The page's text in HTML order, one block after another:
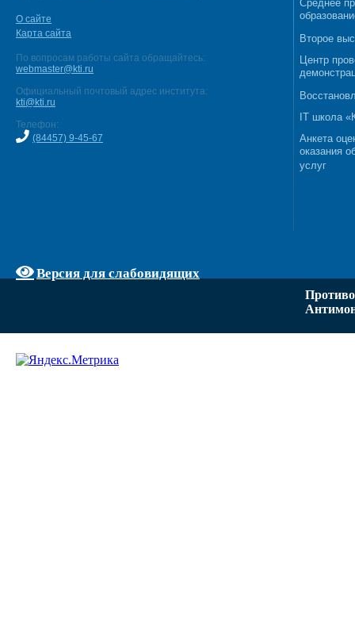
О сайте
Карта сайта
По вопросам работы сайта обращайтесь:
webmaster@kti.ru
Официальный почтовый адрес института:
kti@kti.ru
Телефон:
(84457) 9-45-67
Версия для слабовидящих
Среднее
Второе
Центр
IT школа
Анкета
оказания
услуг